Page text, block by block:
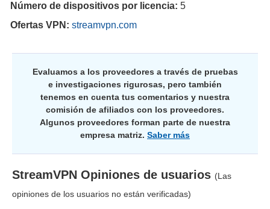
Número de dispositivos por licencia: 5
Ofertas VPN: streamvpn.com
Evaluamos a los proveedores a través de pruebas
e investigaciones rigurosas, pero también
tenemos en cuenta tus comentarios y nuestra
comisión de afiliados con los proveedores.
Algunos proveedores forman parte de nuestra
empresa matriz. Saber más
StreamVPN Opiniones de usuarios (Las
opiniones de los usuarios no están verificadas)